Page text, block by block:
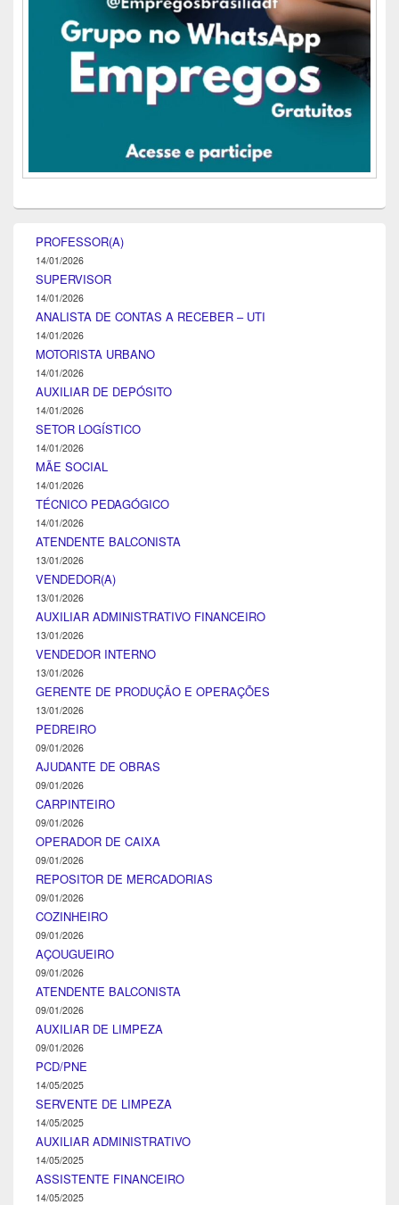
PROFESSOR(A)
14/01/2026
SUPERVISOR
14/01/2026
ANALISTA DE CONTAS A RECEBER – UTI
14/01/2026
MOTORISTA URBANO
14/01/2026
AUXILIAR DE DEPÓSITO
14/01/2026
SETOR LOGÍSTICO
14/01/2026
MÃE SOCIAL
14/01/2026
TÉCNICO PEDAGÓGICO
14/01/2026
ATENDENTE BALCONISTA
13/01/2026
VENDEDOR(A)
13/01/2026
AUXILIAR ADMINISTRATIVO FINANCEIRO
13/01/2026
VENDEDOR INTERNO
13/01/2026
GERENTE DE PRODUÇÃO E OPERAÇÕES
13/01/2026
PEDREIRO
09/01/2026
AJUDANTE DE OBRAS
09/01/2026
CARPINTEIRO
09/01/2026
OPERADOR DE CAIXA
09/01/2026
REPOSITOR DE MERCADORIAS
09/01/2026
COZINHEIRO
09/01/2026
AÇOUGUEIRO
09/01/2026
ATENDENTE BALCONISTA
09/01/2026
AUXILIAR DE LIMPEZA
09/01/2026
PCD/PNE
14/05/2025
SERVENTE DE LIMPEZA
14/05/2025
AUXILIAR ADMINISTRATIVO
14/05/2025
ASSISTENTE FINANCEIRO
14/05/2025